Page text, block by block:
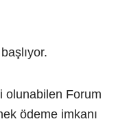
olunabilen Forum
ödeme imkanı